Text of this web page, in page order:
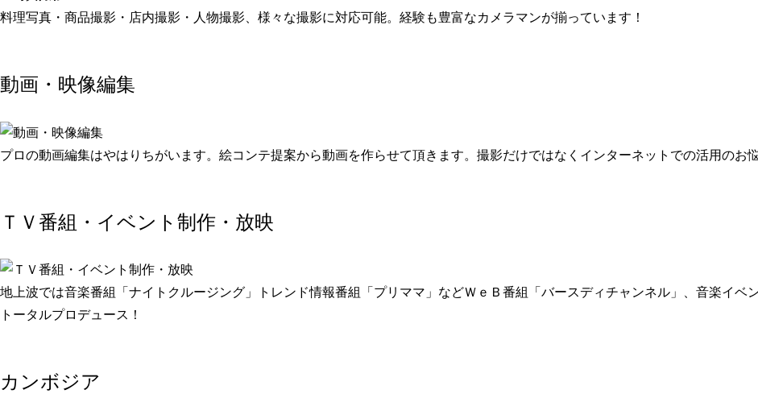
料理写真・商品撮影・店内撮影・人物撮影、様々な撮影に対応可能。経験も豊富なカメラマンが揃っています！
動画・映像編集
プロの動画編集はやはりちがいます。絵コンテ提案から動画を作らせて頂きます。撮影だけではなくインターネットでの活用のお
ＴＶ番組・イベント制作・放映
地上波では音楽番組「ナイトクルージング」トレンド情報番組「プリママ」などＷｅＢ番組「バースディチャンネル」、音楽イベ
トータルプロデュース！
カンボジア